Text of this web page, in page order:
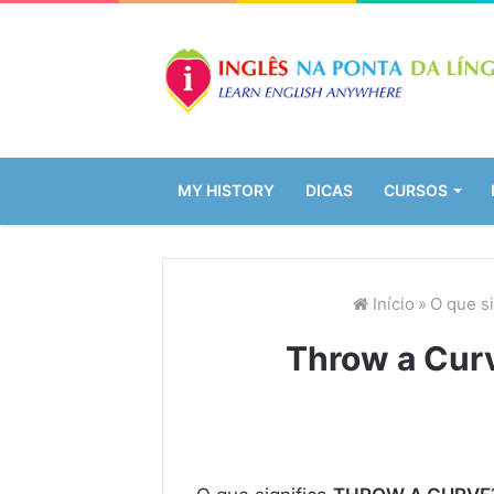
MY HISTORY DICAS CURSOS
Início » O que
Throw a